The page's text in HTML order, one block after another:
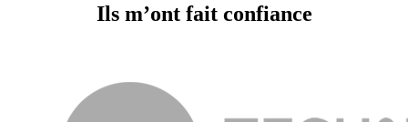
Ils m’ont fait confiance